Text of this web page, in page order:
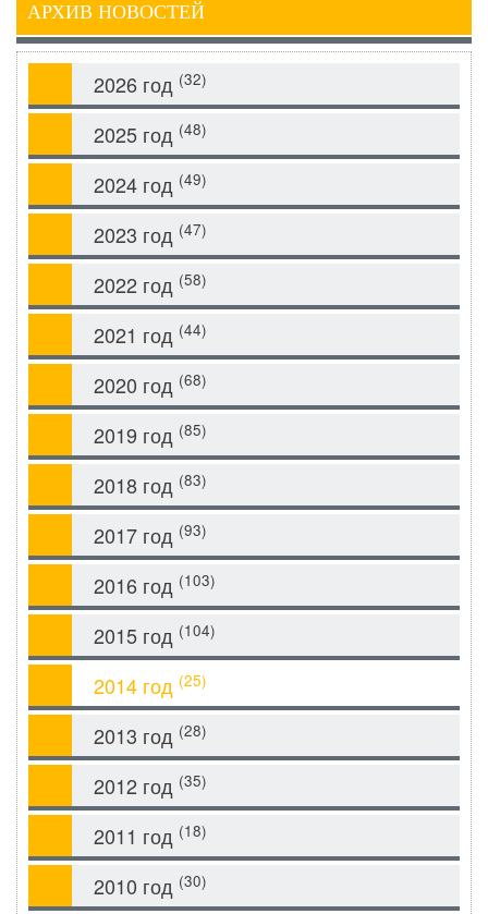
АРХИВ НОВОСТЕЙ
2026 год (32)
2025 год (48)
2024 год (49)
2023 год (47)
2022 год (58)
2021 год (44)
2020 год (68)
2019 год (85)
2018 год (83)
2017 год (93)
2016 год (103)
2015 год (104)
2014 год (25)
2013 год (28)
2012 год (35)
2011 год (18)
2010 год (30)